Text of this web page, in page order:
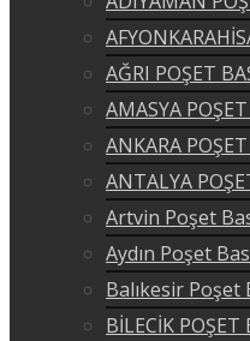
AĞRI POŞET
AMASYA
ANKARA
ANTALYA
Artvin Poşet
Aydın Poşet
Balıkesir Poşet
BİLECİK POŞET